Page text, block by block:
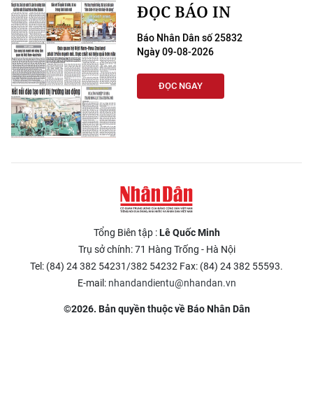
ĐỌC BÁO IN
Báo Nhân Dân số 25832
Ngày 09-08-2026
ĐỌC NGAY
Tổng Biên tập :Lê Quốc Minh
Trụ sở chính: 71 Hàng Trống - Hà Nội
Tel: (84) 24 382 54231/382 54232 Fax: (84) 24 382 55593.
E-mail: nhandandientu@nhandan.vn
©2026. Bản quyền thuộc về Báo Nhân Dân